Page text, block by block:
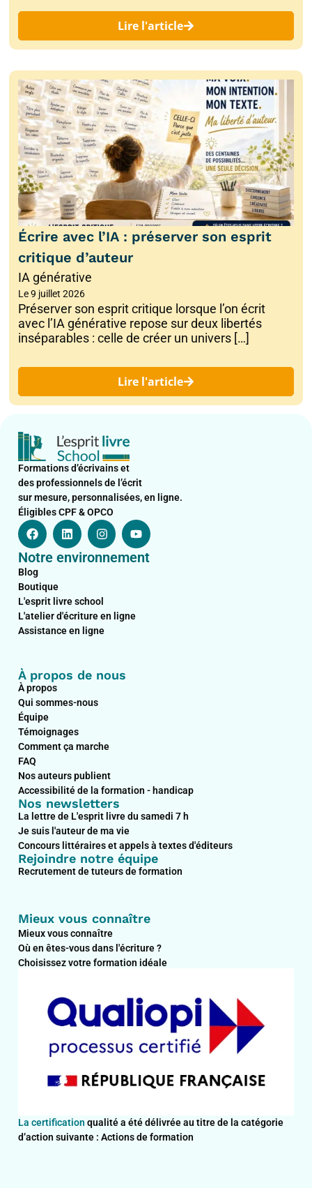
Lire l'article
Écrire avec l’IA : préserver son esprit
critique d’auteur
IA générative
Le9 juillet 2026
Préserver son esprit critique lorsque l’on écrit
avec l’IA générative repose sur deux libertés
inséparables : celle de créer un univers […]
Lire l'article
Formations d’écrivains et
des professionnels de l’écrit
sur mesure, personnalisées, en ligne.
Éligibles CPF & OPCO
F
a
c
e
b
o
o
k
L
i
n
k
i
n
I
n
s
t
r
a
m
Y
o
u
t
Notre environnement
Blog
Boutique
L'esprit livre school
L'atelier d'écriture en ligne
Assistance en ligne
À propos de nous
À propos
Qui sommes-nous
Équipe
Témoignages
Comment ça marche
FAQ
Nos auteurs publient
Accessibilité de la formation - handicap
Nos newsletters
La lettre de L'esprit livre du samedi 7 h
Je suis l'auteur de ma vie
Concours littéraires et appels à textes d'éditeurs
Rejoindre notre équipe
Recrutement de tuteurs de formation
Mieux vous connaître
Mieux vous connaître
Où en êtes-vous dans l'écriture ?
Choisissez votre formation idéale
La certificationqualité a été délivrée au titre de la catégorie
d’action suivante : Actions de formation